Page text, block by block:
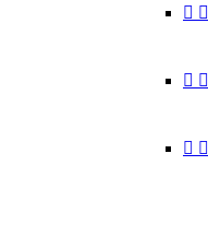
 
 
 